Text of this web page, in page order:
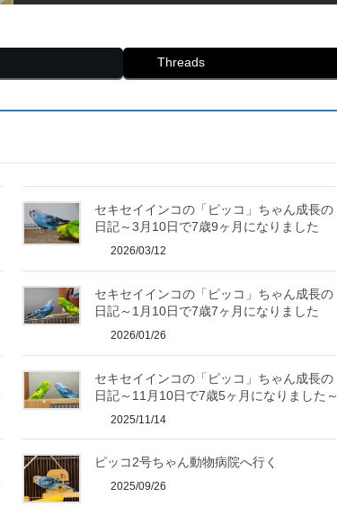
Threads
セキセイインコの「ピッコ」ちゃん成長の
日記～3月10日で7歳9ヶ月になりました
2026/03/12
セキセイインコの「ピッコ」ちゃん成長の
日記～1月10日で7歳7ヶ月になりました
2026/01/26
セキセイインコの「ピッコ」ちゃん成長の
日記～11月10日で7歳5ヶ月になりました～
2025/11/14
ピッコ2号ちゃん動物病院へ行く
2025/09/26